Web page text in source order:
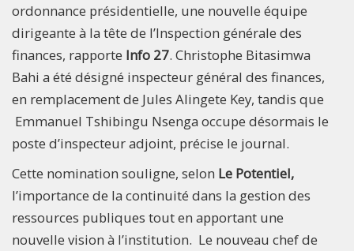
ordonnance présidentielle, une nouvelle équipe
dirigeante à la tête de l’Inspection générale des
finances, rapporte Info 27. Christophe Bitasimwa
Bahi a été désigné inspecteur général des finances,
en remplacement de Jules Alingete Key, tandis que
Emmanuel Tshibingu Nsenga occupe désormais le
poste d’inspecteur adjoint, précise le journal.
Cette nomination souligne, selon Le Potentiel,
l’importance de la continuité dans la gestion des
ressources publiques tout en apportant une
nouvelle vision à l’institution. Le nouveau chef de